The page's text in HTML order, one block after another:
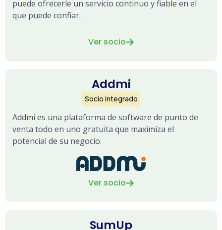
puede ofrecerle un servicio continuo y fiable en el
que puede confiar.
Ver socio
Addmi
Socio integrado
Addmi es una plataforma de software de punto de
venta todo en uno gratuita que maximiza el
potencial de su negocio.
Ver socio
SumUp